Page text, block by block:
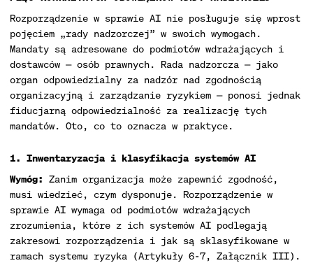
Rozporządzenie w sprawie AI nie posługuje się wprost
pojęciem „rady nadzorczej” w swoich wymogach.
Mandaty są adresowane do podmiotów wdrażających i
dostawców — osób prawnych. Rada nadzorcza — jako
organ odpowiedzialny za nadzór nad zgodnością
organizacyjną i zarządzanie ryzykiem — ponosi jednak
fiducjarną odpowiedzialność za realizację tych
mandatów. Oto, co to oznacza w praktyce.
1. Inwentaryzacja i klasyfikacja systemów AI
Wymóg: Zanim organizacja może zapewnić zgodność,
musi wiedzieć, czym dysponuje. Rozporządzenie w
sprawie AI wymaga od podmiotów wdrażających
zrozumienia, które z ich systemów AI podlegają
zakresowi rozporządzenia i jak są sklasyfikowane w
ramach systemu ryzyka (Artykuły 6-7, Załącznik III).